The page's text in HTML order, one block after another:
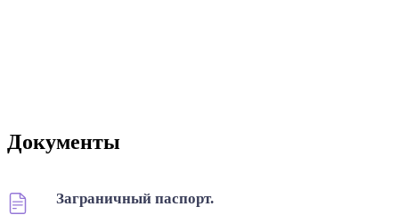
Документы
Заграничный паспорт.